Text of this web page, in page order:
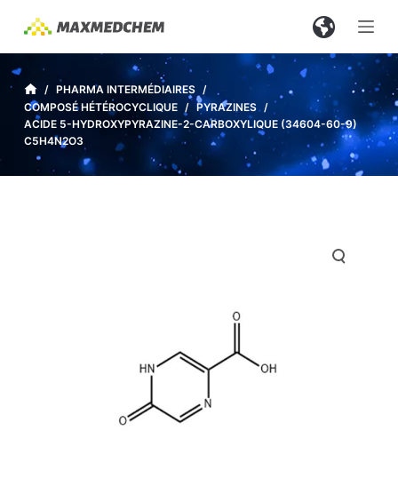
s
s
e
/ PHARMA INTERMÉDIAIRES /
COMPOSÉ HÉTÉROCYCLIQUE / PYRAZINES /
ACIDE 5-HYDROXYPYRAZINE-2-CARBOXYLIQUE (34604-60-9)
C5H4N2O3